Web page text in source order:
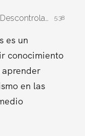
5:38
es un
conocimiento
en las